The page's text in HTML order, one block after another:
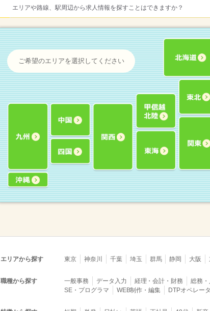
エリアや路線、駅周辺から求人情報を探すことはできますか？
ご希望のエリアを選択してください
エリアから探す 東京 神奈川 千葉 埼玉 群馬 静岡 大阪
職種から探す 一般事務 データ入力 経理・会計・財務 総務
SE・プログラマ
WEB制作・編集 DTPオペレー